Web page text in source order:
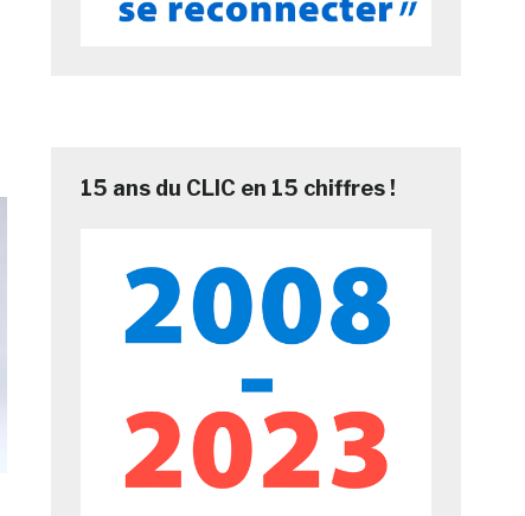
15 ans du CLIC en 15 chiffres !